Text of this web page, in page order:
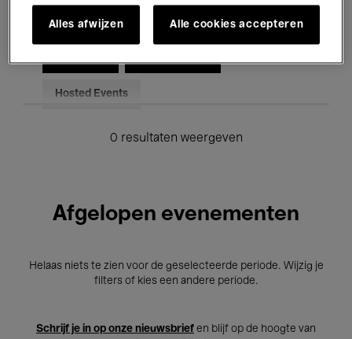
Voor iedereen Kids’ Palace
Hosted Events
0 resultaten weergeven
Afgelopen evenementen
Helaas niets te zien voor de geselecteerde periode. Wijzig je
filters of kies een andere periode.
Schrijf je in op onze nieuwsbrief en blijf op de hoogte van
Alles afwijzen Alle cookies accepteren